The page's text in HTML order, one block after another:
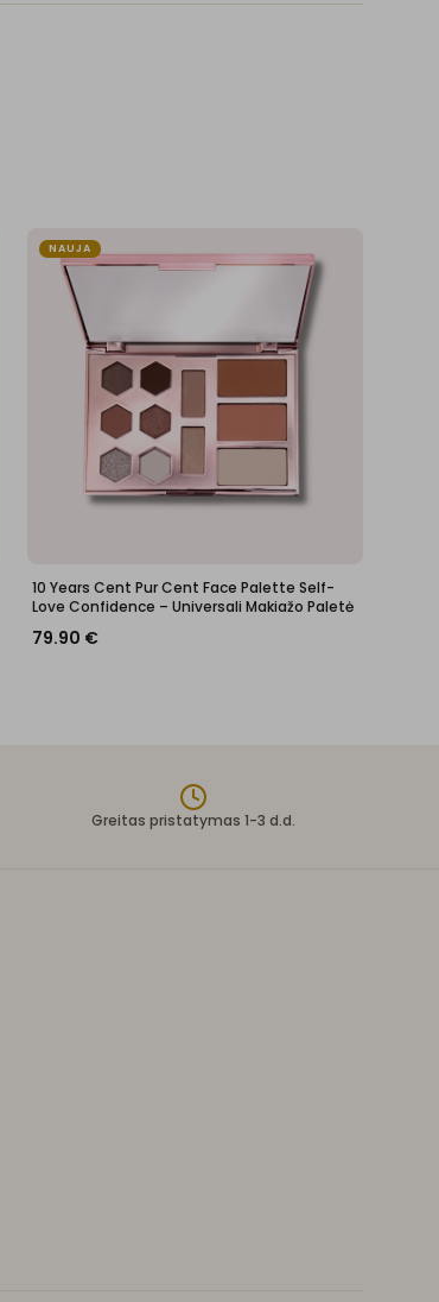
NAUJA
10 Years Cent Pur Cent Face Palette Self-
Love Confidence – Universali Makiažo Paletė
79.90 €
Greitas pristatymas 1-3 d.d.